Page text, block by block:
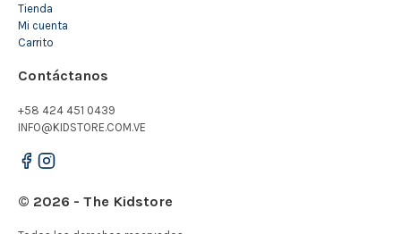
Tienda
Mi cuenta
Carrito
Contáctanos
+58 424 451 0439
INFO@KIDSTORE.COM.VE
© 2026 - The Kidstore